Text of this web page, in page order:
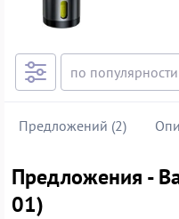
Предложений (2)
Предложения -
01)